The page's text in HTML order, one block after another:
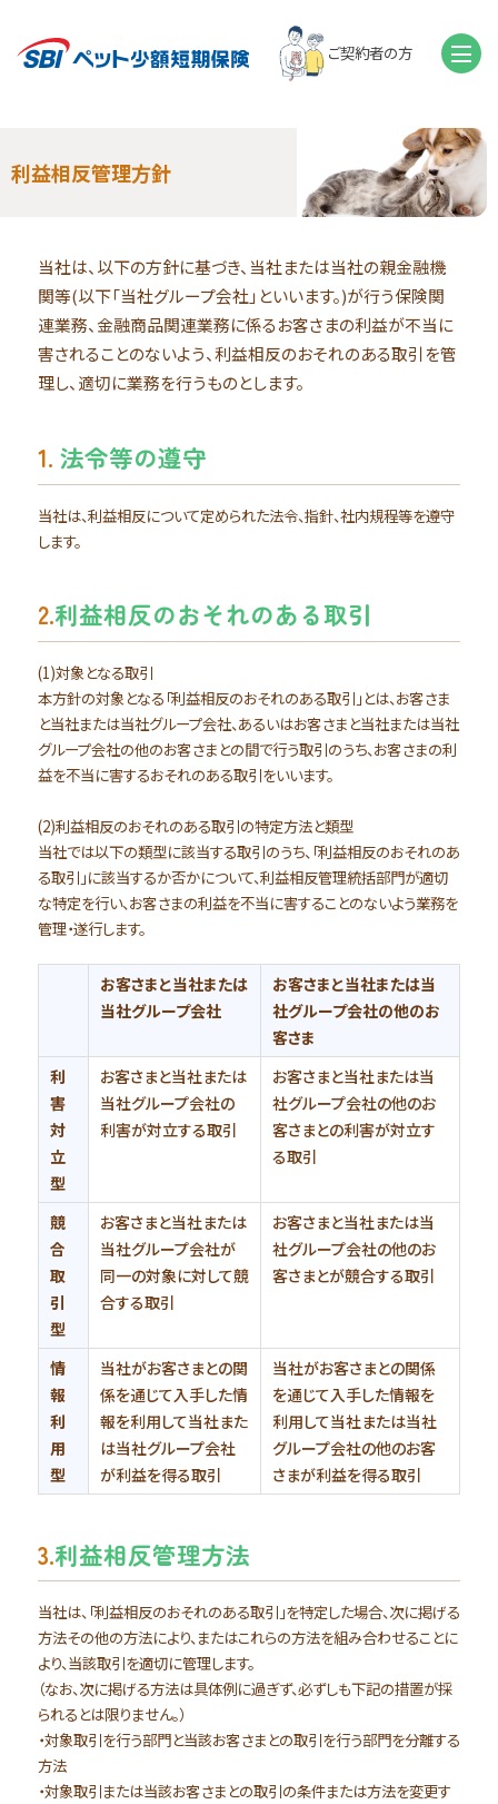
ご契約者の方
利益相反管理方針
当社は、以下の方針に基づき、当社または当社の親金融機
関等(以下「当社グループ会社」といいます。)が行う保険関
連業務、金融商品関連業務に係るお客さまの利益が不当に
害されることのないよう、利益相反のおそれのある取引を管
理し、適切に業務を行うものとします。
1. 法令等の遵守
当社は、利益相反について定められた法令、指針、社内規程等を遵守
します。
2.利益相反のおそれのある取引
(1)対象となる取引
本方針の対象となる「利益相反のおそれのある取引」とは、お客さま
と当社または当社グループ会社、あるいはお客さまと当社または当社
グループ会社の他のお客さまとの間で行う取引のうち、お客さまの利
益を不当に害するおそれのある取引をいいます。
(2)利益相反のおそれのある取引の特定方法と類型
当社では以下の類型に該当する取引のうち、「利益相反のおそれのあ
る取引」に該当するか否かについて、利益相反管理統括部門が適切
な特定を行い、お客さまの利益を不当に害することのないよう業務を
管理・遂行します。
お客さまと当社または
当社グループ会社
お客さまと当社または当
社グループ会社の他のお
客さま
利
害
対
立
型
お客さまと当社または
当社グループ会社の
利害が対立する取引
お客さまと当社または当
社グループ会社の他のお
客さまとの利害が対立す
る取引
競
合
取
引
型
お客さまと当社または
当社グループ会社が
同一の対象に対して競
合する取引
お客さまと当社または当
社グループ会社の他のお
客さまとが競合する取引
情
報
利
用
型
当社がお客さまとの関
係を通じて入手した情
報を利用して当社また
は当社グループ会社
が利益を得る取引
当社がお客さまとの関係
を通じて入手した情報を
利用して当社または当社
グループ会社の他のお客
さまが利益を得る取引
3.利益相反管理方法
当社は、「利益相反のおそれのある取引」を特定した場合、次に掲げる
方法その他の方法により、またはこれらの方法を組み合わせることに
より、当該取引を適切に管理します。
（なお、次に掲げる方法は具体例に過ぎず、必ずしも下記の措置が採
られるとは限りません。）
・対象取引を行う部門と当該お客さまとの取引を行う部門を分離する
方法
・対象取引または当該お客さまとの取引の条件または方法を変更す